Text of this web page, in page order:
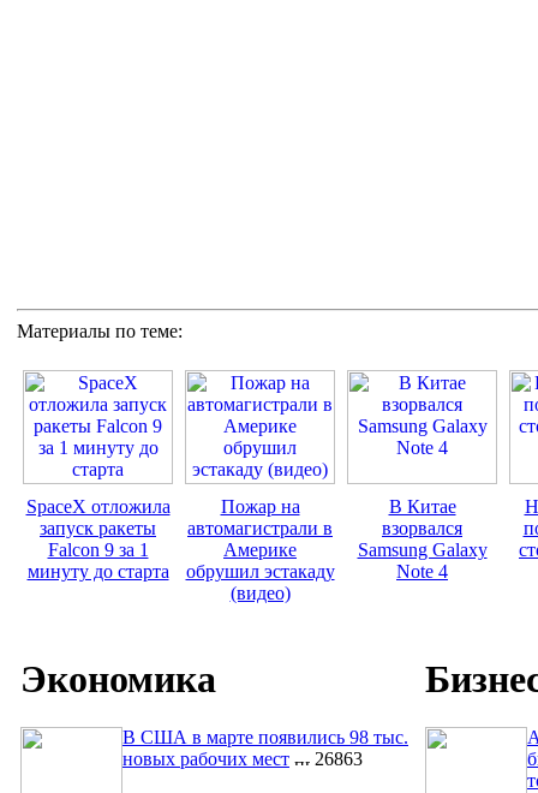
Материалы по теме:
SpaceX отложила
запуск ракеты
Falcon 9 за 1
минуту до старта
Пожар на
автомагистрали в
Америке
обрушил эстакаду
(видео)
В Китае
взорвался
Samsung Galaxy
Note 4
Экономика
В США в марте появились 98 тыс.
новых рабочих мест
26863